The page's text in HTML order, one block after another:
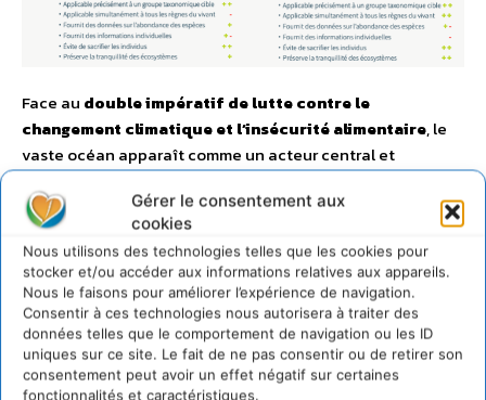
Gérer le consentement aux
cookies
Nous utilisons des technologies telles que les cookies pour
stocker et/ou accéder aux informations relatives aux appareils.
Nous le faisons pour améliorer l’expérience de navigation.
Consentir à ces technologies nous autorisera à traiter des
données telles que le comportement de navigation ou les ID
uniques sur ce site. Le fait de ne pas consentir ou de retirer son
consentement peut avoir un effet négatif sur certaines
fonctionnalités et caractéristiques.
Face au double impératif de lutte contre le
changement climatique et l’insécurité alimentaire, le
vaste océan apparaît comme un acteur central et
l’ADNe, outil qui apparaît encore mystérieux voire
suspicieux pour certains, sont encore plus fortes.
Mais que peut-on réellement détecter avec l’ADNe ?
Quelles sont ses limites ? Comment ça marche ? De quels
matériels a-t-on besoin ? Autant de questions auxquelles
ce guide souhaite apporter des réponses claires et
documentées.